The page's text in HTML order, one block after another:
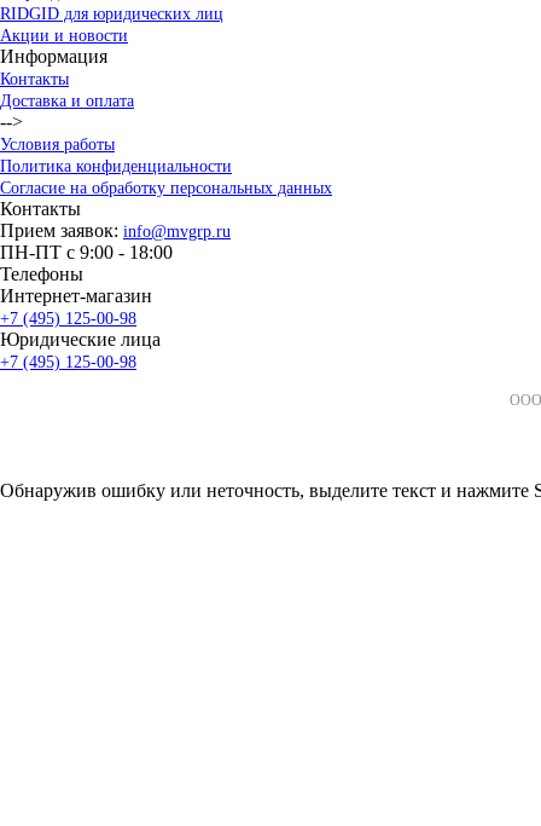
RIDGID для юридических лиц
Акции и новости
Информация
Контакты
Доставка и оплата
-->
Условия работы
Политика конфиденциальности
Согласие на обработку персональных данных
Контакты
Прием заявок: info@mvgrp.ru
ПН-ПТ с 9:00 - 18:00
Телефоны
Интернет-магазин
+7 (495) 125-00-98
Юридические лица
+7 (495) 125-00-98
ООО
Обнаружив ошибку или неточность, выделите текст и нажмите